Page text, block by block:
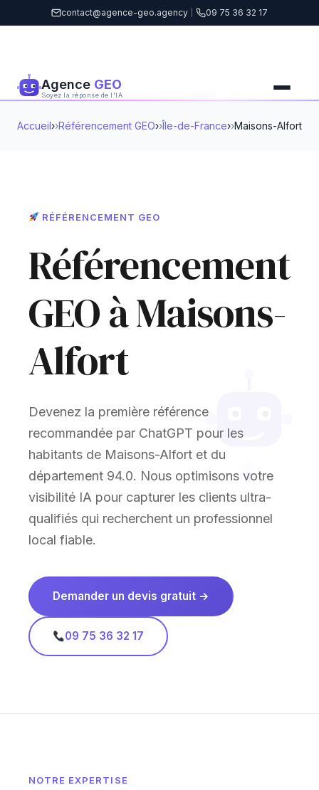
contact@agence-geo.agency 09 75 36 32 17
Agence GEO
Soyez la réponse de l'IA
Accueil› Référencement GEO› Île-de-France› Maisons-Alfort
RÉFÉRENCEMENT GEO
Référencement
GEO à Maisons-
Alfort
Devenez la première référence
recommandée par ChatGPT pour les
habitants de Maisons-Alfort et du
département 94.0. Nous optimisons votre
visibilité IA pour capturer les clients ultra-
qualifiés qui recherchent un professionnel
local fiable.
Demander un devis gratuit →
09 75 36 32 17
NOTRE EXPERTISE